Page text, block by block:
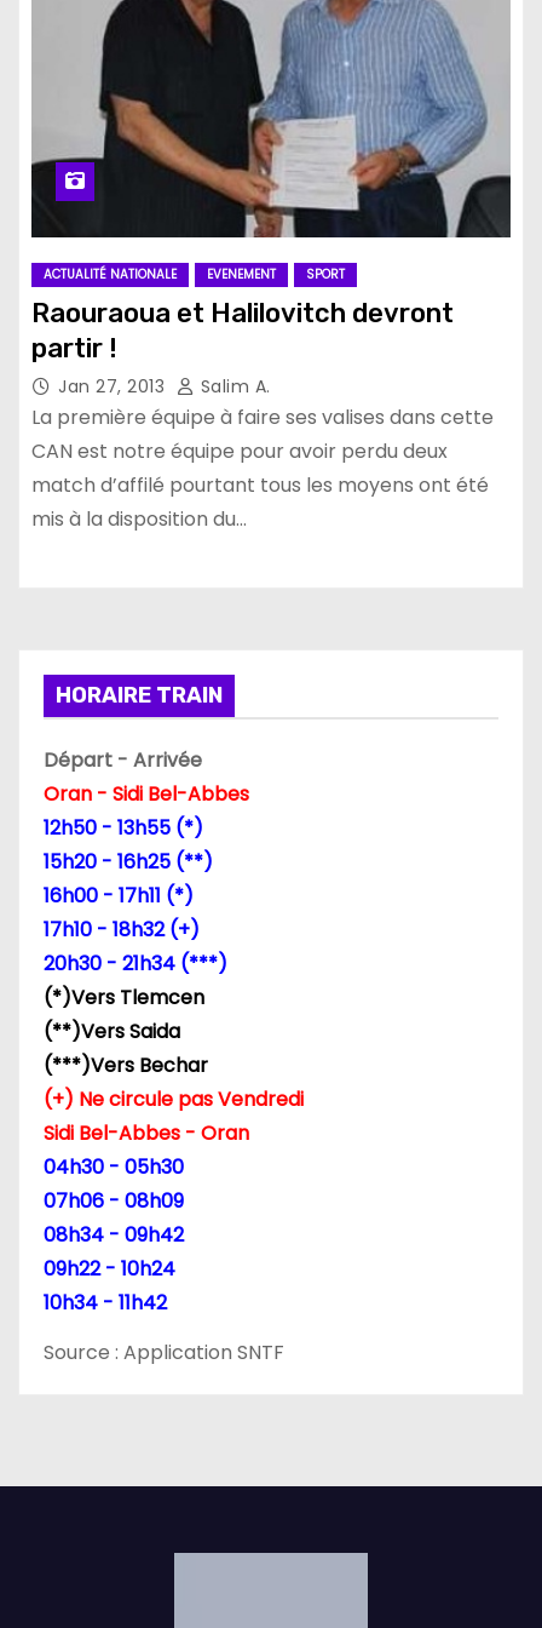
ACTUALITÉ NATIONALE EVENEMENT SPORT
Raouraoua et Halilovitch devront
partir !
Jan 27, 2013 Salim A.
La première équipe à faire ses valises dans cette
CAN est notre équipe pour avoir perdu deux
match d’affilé pourtant tous les moyens ont été
mis à la disposition du…
HORAIRE TRAIN
Départ - Arrivée
Oran - Sidi Bel-Abbes
12h50 - 13h55 (*)
15h20 - 16h25 (**)
16h00 - 17h11 (*)
17h10 - 18h32 (+)
20h30 - 21h34 (***)
(*)Vers Tlemcen
(**)Vers Saida
(***)Vers Bechar
(+) Ne circule pas Vendredi
Sidi Bel-Abbes - Oran
04h30 - 05h30
07h06 - 08h09
08h34 - 09h42
09h22 - 10h24
10h34 - 11h42
Source : Application SNTF